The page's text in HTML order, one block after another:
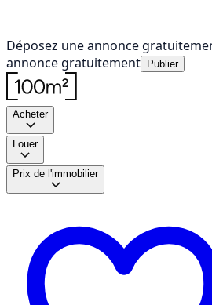
Déposez une annonce
annonce gratuitement
Publier
Acheter
Louer
Prix de l'immobilier